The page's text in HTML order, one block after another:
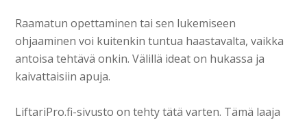
Raamatun opettaminen tai sen lukemiseen
ohjaaminen voi kuitenkin tuntua haastavalta, vaikka
antoisa tehtävä onkin. Välillä ideat on hukassa ja
kaivattaisiin apuja.
LiftariPro.fi-sivusto on tehty tätä varten. Tämä laaja